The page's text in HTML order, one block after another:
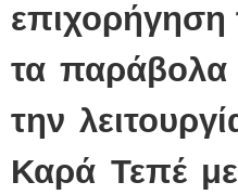
τα παράβολα
την
Καρά Τεπέ